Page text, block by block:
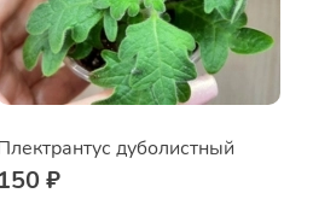
дуболистный
150 ₽